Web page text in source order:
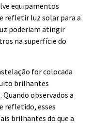
equipamentos
refletir luz solar para a
poderiam atingir
na superfície do
for colocada
brilhantes
observados a
refletido, esses
brilhantes do que a